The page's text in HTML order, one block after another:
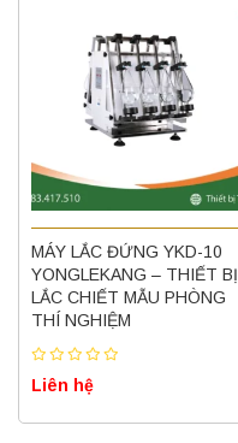
MÁY LẮC ĐỨNG YKD-10
YONGLEKANG – THIẾT BỊ
LẮC CHIẾT MẪU PHÒNG
THÍ NGHIỆM
Liên hệ